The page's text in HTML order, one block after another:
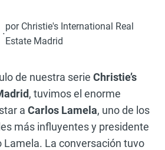
·
por Christie's International Real
Estate Madrid
de nuestra serie Christie’s
, tuvimos el enorme
a Carlos Lamela, uno de los
más influyentes y presidente
Lamela. La conversación tuvo